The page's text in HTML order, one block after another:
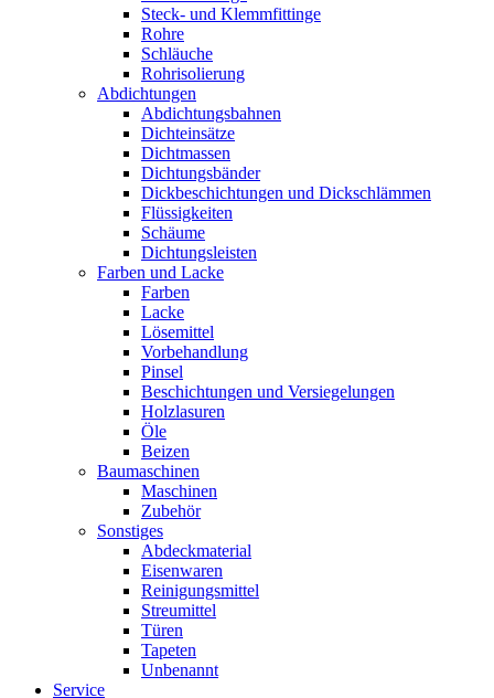
Steck- und Klemmfittinge
Rohre
Schläuche
Rohrisolierung
Abdichtungen
Abdichtungsbahnen
Dichteinsätze
Dichtmassen
Dichtungsbänder
Dickbeschichtungen und Dickschlämmen
Flüssigkeiten
Schäume
Dichtungsleisten
Farben und Lacke
Farben
Lacke
Lösemittel
Vorbehandlung
Pinsel
Beschichtungen und Versiegelungen
Holzlasuren
Öle
Beizen
Baumaschinen
Maschinen
Zubehör
Sonstiges
Abdeckmaterial
Eisenwaren
Reinigungsmittel
Streumittel
Türen
Tapeten
Unbenannt
Service